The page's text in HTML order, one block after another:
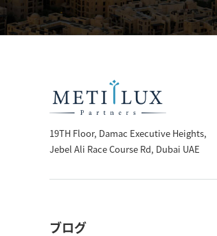
19TH Floor, Damac Executive Heights,
Jebel Ali Race Course Rd, Dubai UAE
ブログ